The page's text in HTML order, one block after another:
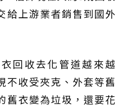
給上游業者銷售到國外
回收去化管道越來越
不收受夾克、外套等舊
舊衣變為垃圾，還要花